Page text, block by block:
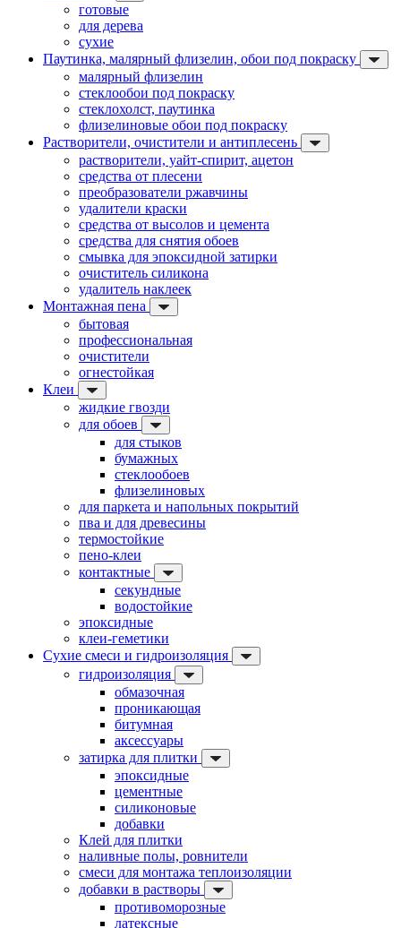
готовые
для дерева
сухие
Паутинка, малярный флизелин, обои под покраску
малярный флизелин
стеклообои под покраску
стеклохолст, паутинка
флизелиновые обои под покраску
Растворители, очистители и антиплесень
растворители, уайт-спирит, ацетон
средства от плесени
преобразователи ржавчины
удалители краски
средства от высолов и цемента
средства для снятия обоев
смывка для эпоксидной затирки
очиститель силикона
удалитель наклеек
Монтажная пена
бытовая
профессиональная
очистители
огнестойкая
Клеи
жидкие гвозди
для обоев
для стыков
бумажных
стеклообоев
флизелиновых
для паркета и напольных покрытий
пва и для древесины
термостойкие
пено-клеи
контактные
секундные
водостойкие
эпоксидные
клеи-геметики
Сухие смеси и гидроизоляция
гидроизоляция
обмазочная
проникающая
битумная
аксессуары
затирка для плитки
эпоксидные
цементные
силиконовые
добавки
Клей для плитки
наливные полы, ровнители
смеси для монтажа теплоизоляции
добавки в растворы
противоморозные
латексные